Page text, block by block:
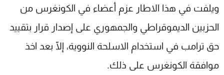
ويلفت في هذا الاطار عزم أعضاء في الكونغرس من
الحزبين الديموقراطي والجمهوري على إصدار قرار بتقييد
حق ترامب في استخدام الاسلحة النووية، إلّا بعد اخذ
موافقة الكونغرس على ذلك.